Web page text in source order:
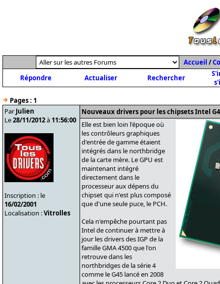
Accueil /
Répondre
Actualiser Rechercher
Pages : 1
Par Julien
Le28/11/2012à 11:56:00
Inscription : le
16/02/2001
Localisation :Vitrolles
Nouveaux drivers pour les chipsets Intel
Elle est bien loin l'époque où
les contrôleurs graphiques
d'entrée de gamme étaient
intégrés dans le northbridge
de la carte mère. Le GPU est
maintenant intégré
directement dans le
processeur aux dépens du
chipset qui n'est plus composé
que d'une seule puce, le PCH.
Cela n'empêche pourtant pas
Intel de continuer à mettre à
jour les drivers des IGP de la
famille GMA 4500 que l'on
retrouve dans les
northbridges de la série 4
comme le G45 lancé en 2008